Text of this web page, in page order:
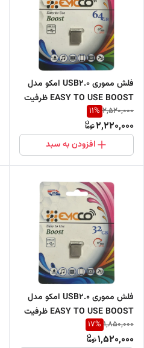
فلش مموری USB2.0 امکو مدل
EASY TO USE BOOST ظرفیت
64 گیگابایت
2,520,000
11%
2,220,000
افزودن به سبد
فلش مموری USB2.0 امکو مدل
EASY TO USE BOOST ظرفیت
32 گیگابایت
1,850,000
17%
1,520,000